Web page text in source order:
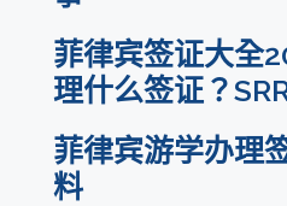
菲律宾签证大全
理什么签证？
菲律宾游学办理
料